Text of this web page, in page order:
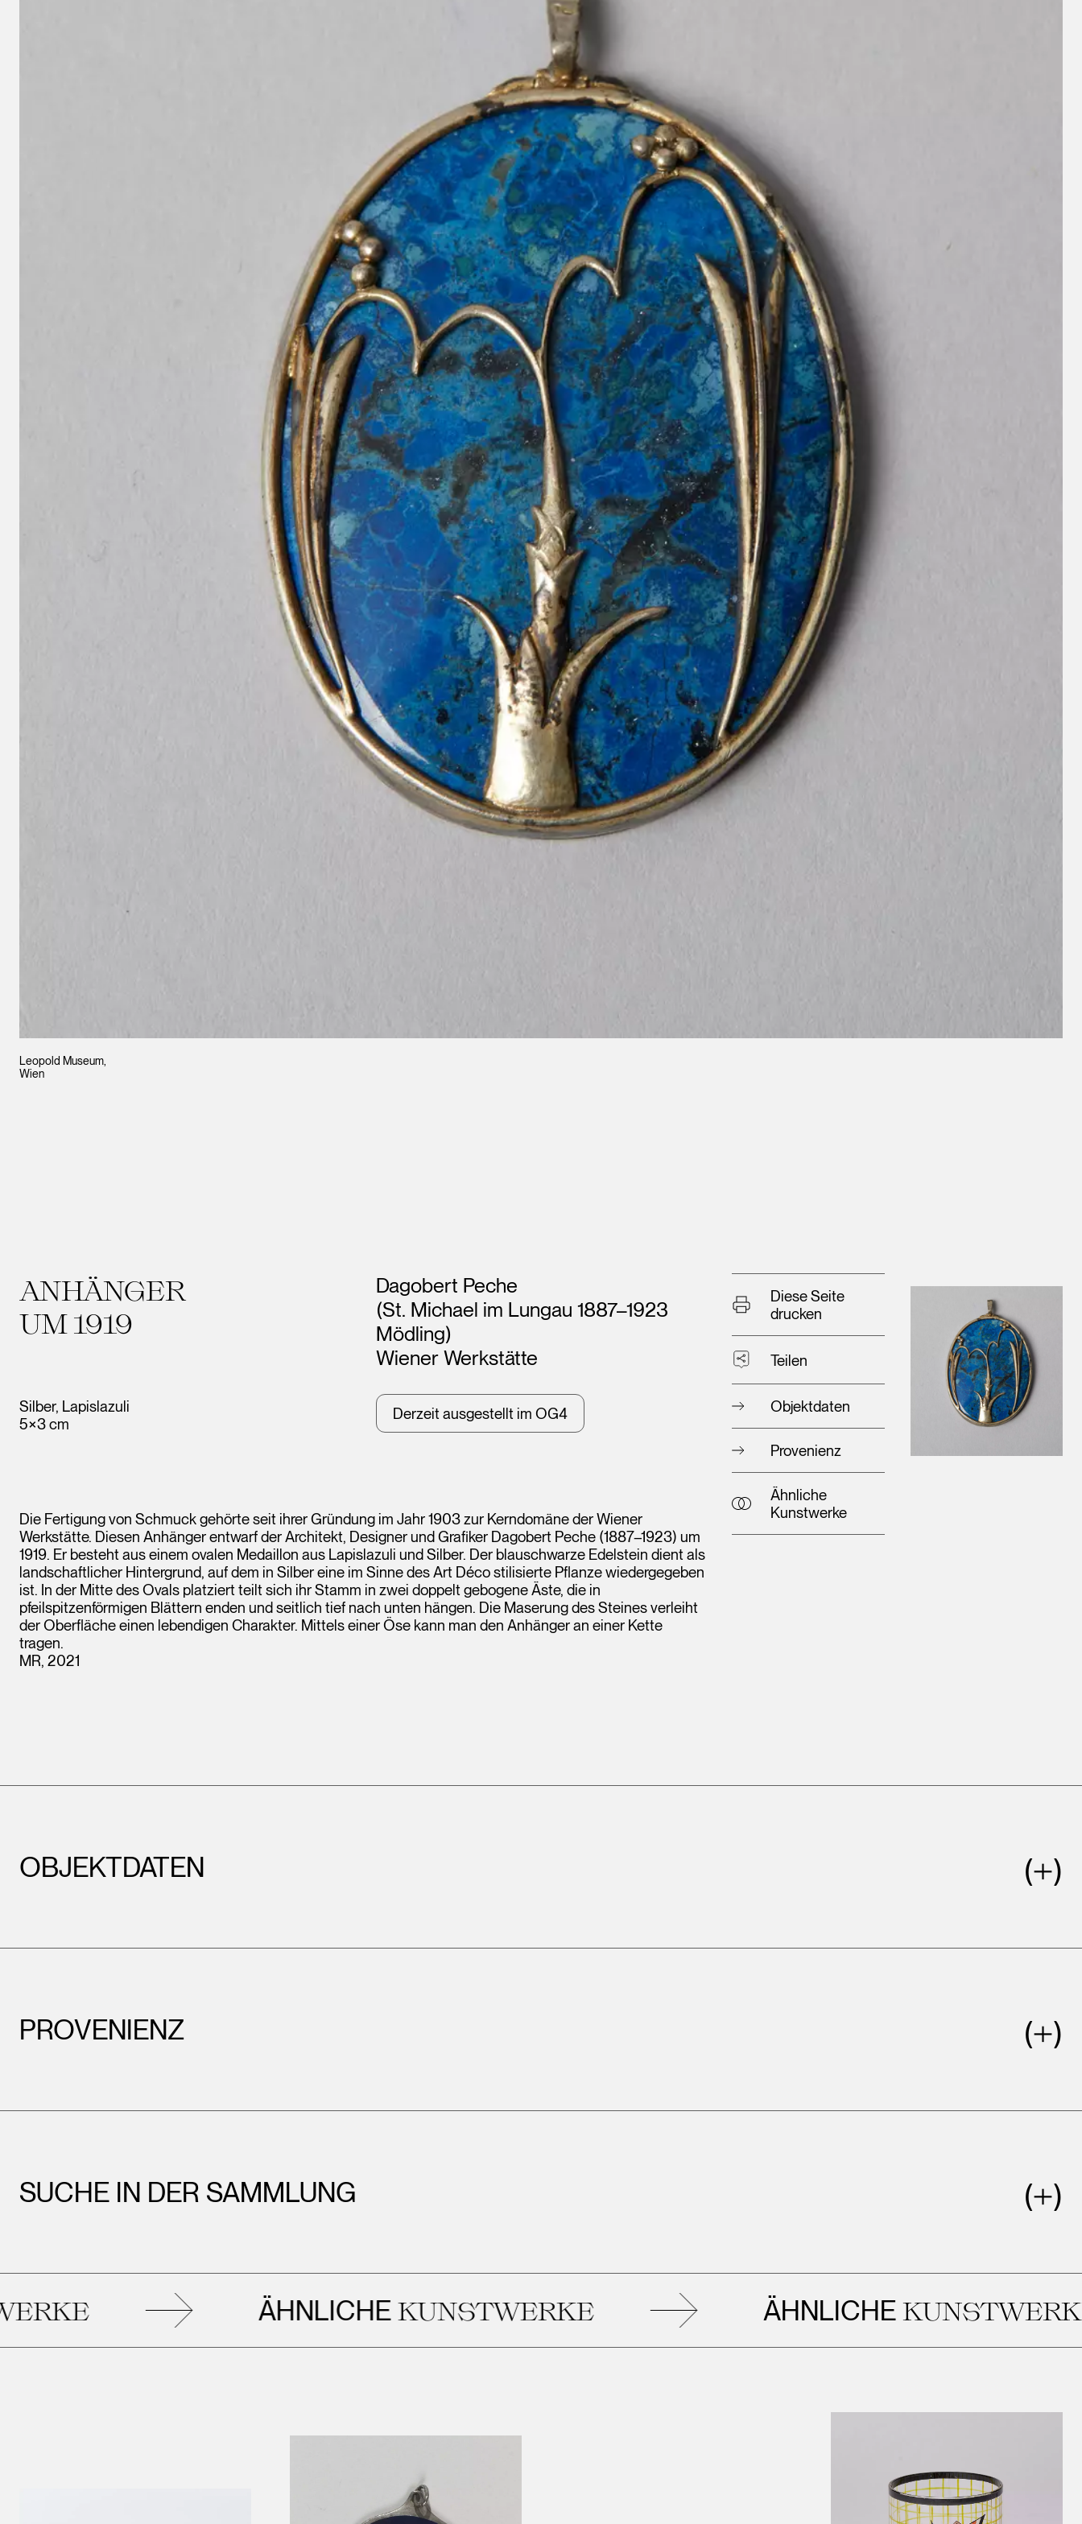
Leopold Museum,
Wien
ANHÄNGER
UM 1919
Silber, Lapislazuli
5×3 cm
Künstler*innen
Dagobert Peche
(St. Michael im Lungau 1887–1923
Mödling)
Wiener Werkstätte
Derzeit ausgestellt im OG4
Diese Seite
drucken
Teilen
Objektdaten
Provenienz
Ähnliche
Kunstwerke
Die Fertigung von Schmuck gehörte seit ihrer Gründung im Jahr 1903 zur Kerndomäne der Wiener
Werkstätte. Diesen Anhänger entwarf der Architekt, Designer und Grafiker Dagobert Peche (1887–1923) um
1919. Er besteht aus einem ovalen Medaillon aus Lapislazuli und Silber. Der blauschwarze Edelstein dient als
landschaftlicher Hintergrund, auf dem in Silber eine im Sinne des Art Déco stilisierte Pflanze wiedergegeben
ist. In der Mitte des Ovals platziert teilt sich ihr Stamm in zwei doppelt gebogene Äste, die in
pfeilspitzenförmigen Blättern enden und seitlich tief nach unten hängen. Die Maserung des Steines verleiht
der Oberfläche einen lebendigen Charakter. Mittels einer Öse kann man den Anhänger an einer Kette
tragen.
MR, 2021
OBJEKTDATEN
PROVENIENZ
SUCHE IN DER SAMMLUNG
ÄHNLICHEKUNSTWERKE ÄHNLICHEKUNSTWERKE